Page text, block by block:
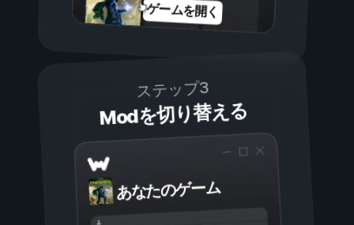
ゲームを開く
ステップ3
Modを切り替える
あなたのゲーム